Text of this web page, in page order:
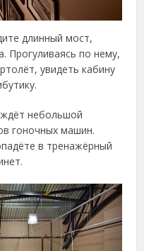
длинный мост,
Прогуливаясь по нему,
увидеть кабину
небольшой
гоночных машин.
в тренажёрный